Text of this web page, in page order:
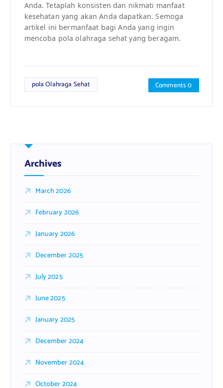
Anda. Tetaplah konsisten dan nikmati manfaat
kesehatan yang akan Anda dapatkan. Semoga
artikel ini bermanfaat bagi Anda yang ingin
mencoba pola olahraga sehat yang beragam.
pola Olahraga Sehat Comments 0
Archives
March 2026
February 2026
January 2026
December 2025
July 2025
June 2025
January 2025
December 2024
November 2024
October 2024